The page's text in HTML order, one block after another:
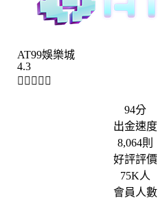
AT99娛樂城
4.3
    
94分
出金速度
8,064則
好評評價
75K人
會員人數